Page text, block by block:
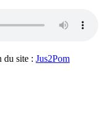
du site : Jus2Pom